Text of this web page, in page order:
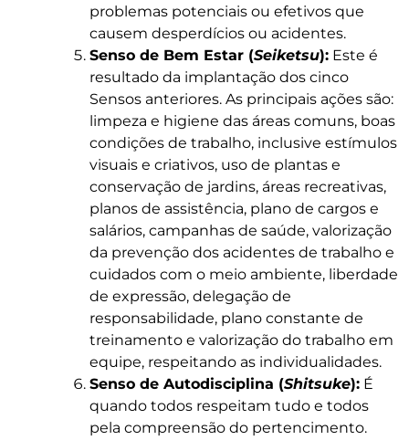
problemas potenciais ou efetivos que
causem desperdícios ou acidentes.
Senso de Bem Estar (Seiketsu): Este é
resultado da implantação dos cinco
Sensos anteriores. As principais ações são:
limpeza e higiene das áreas comuns, boas
condições de trabalho, inclusive estímulos
visuais e criativos, uso de plantas e
conservação de jardins, áreas recreativas,
planos de assistência, plano de cargos e
salários, campanhas de saúde, valorização
da prevenção dos acidentes de trabalho e
cuidados com o meio ambiente, liberdade
de expressão, delegação de
responsabilidade, plano constante de
treinamento e valorização do trabalho em
equipe, respeitando as individualidades.
Senso de Autodisciplina (Shitsuke): É
quando todos respeitam tudo e todos
pela compreensão do pertencimento.